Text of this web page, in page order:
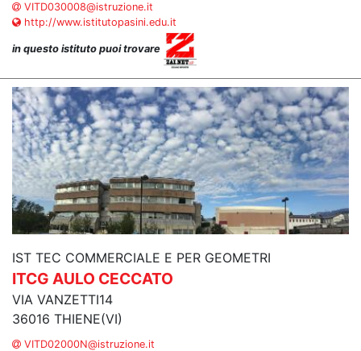
VITD030008@istruzione.it
http://www.istitutopasini.edu.it
in questo istituto puoi trovare
IST TEC COMMERCIALE E PER GEOMETRI
ITCG AULO CECCATO
VIA VANZETTI14
36016 THIENE(VI)
VITD02000N@istruzione.it